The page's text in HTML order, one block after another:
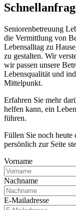
Seniorenbetreuung
die Vermittlung von
Lebensalltag zu
zu gestalten. Wir
wir passen unsere
Lebensqualität und
Mittelpunkt.
Erfahren Sie mehr
helfen kann, ein
führen.
Füllen Sie noch
persönlich zur Seite
Vorname
Nachname
E-Mailadresse